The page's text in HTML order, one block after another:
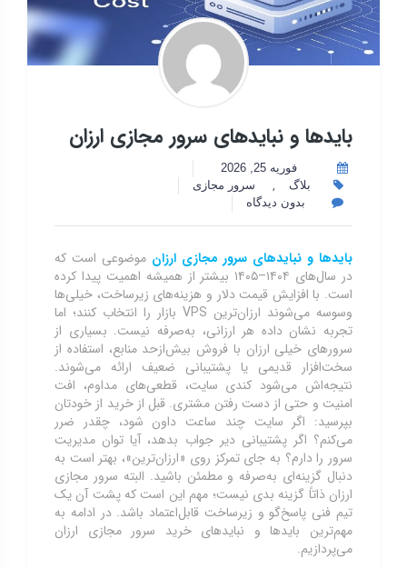
بایدها و نبایدهای سرور مجازی ارزان
فوریه 25, 2026
بلاگ
,
سرور مجازی
بدون دیدگاه
بایدها و نبایدهای سرور مجازی ارزان موضوعی است که
در سال‌های ۱۴۰۴–۱۴۰۵ بیشتر از همیشه اهمیت پیدا کرده
است. با افزایش قیمت دلار و هزینه‌های زیرساخت، خیلی‌ها
وسوسه می‌شوند ارزان‌ترین VPS بازار را انتخاب کنند؛ اما
تجربه نشان داده هر ارزانی، به‌صرفه نیست. بسیاری از
سرورهای خیلی ارزان با فروش بیش‌ازحد منابع، استفاده از
سخت‌افزار قدیمی یا پشتیبانی ضعیف ارائه می‌شوند.
نتیجه‌اش می‌شود کندی سایت، قطعی‌های مداوم، افت
امنیت و حتی از دست رفتن مشتری. قبل از خرید از خودتان
بپرسید: اگر سایت چند ساعت داون شود، چقدر ضرر
می‌کنم؟ اگر پشتیبانی دیر جواب بدهد، آیا توان مدیریت
سرور را دارم؟ به جای تمرکز روی «ارزان‌ترین»، بهتر است به
دنبال گزینه‌ای به‌صرفه و مطمئن باشید. البته سرور مجازی
ارزان ذاتاً گزینه بدی نیست؛ مهم این است که پشت آن یک
تیم فنی پاسخ‌گو و زیرساخت قابل‌اعتماد باشد. در ادامه به
مهم‌ترین بایدها و نبایدهای خرید سرور مجازی ارزان
می‌پردازیم.